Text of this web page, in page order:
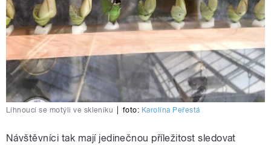
Líhnoucí se motýli ve skleníku foto: Karolína Peřestá
Návštěvníci tak mají jedinečnou příležitost sledovat